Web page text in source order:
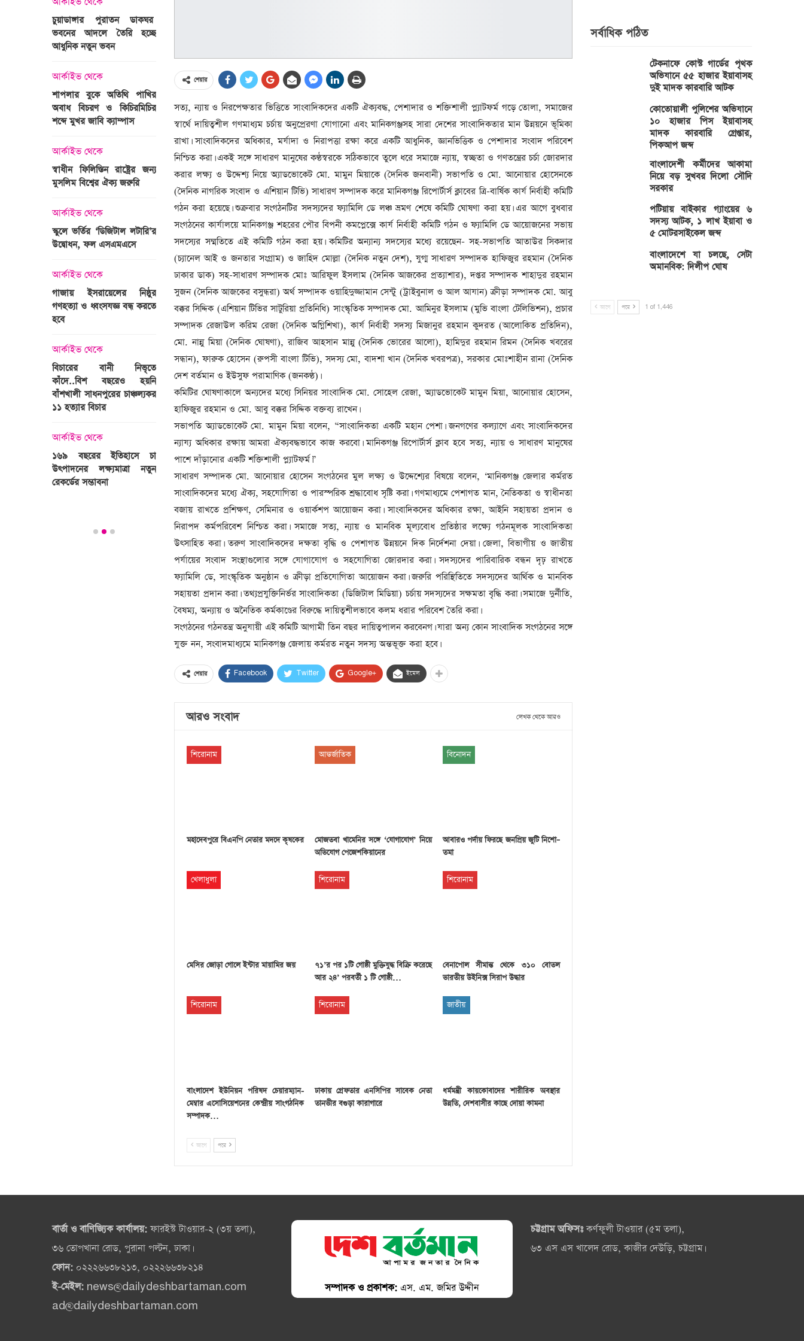
শেয়ার
সত্য, ন্যায় ও নিরপেক্ষতার ভিত্তিতে সাংবাদিকদের একটি ঐক্যবদ্ধ, পেশাদার ও শক্তিশালী প্ল্যাটফর্ম গড়ে তোলা, সমাজের
স্বার্থে দায়িত্বশীল গণমাধ্যম চর্চায় অনুপ্রেরণা যোগানো এবং মানিকগঞ্জসহ সারা দেশের সাংবাদিকতার মান উন্নয়নে ভূমিকা
রাখা। সাংবাদিকদের অধিকার, মর্যাদা ও নিরাপত্তা রক্ষা করে একটি আধুনিক, জ্ঞানভিত্তিক ও পেশাদার সংবাদ পরিবেশ
নিশ্চিত করা। একই সঙ্গে সাধারণ মানুষের কণ্ঠস্বরকে সঠিকভাবে তুলে ধরে সমাজে ন্যায়, স্বচ্ছতা ও গণতন্ত্রের চর্চা জোরদার
করার লক্ষ্য ও উদ্দেশ্য নিয়ে অ্যাডভোকেট মো. মামুন মিয়াকে (দৈনিক জনবানী) সভাপতি ও মো. আনোয়ার হোসেনকে
(দৈনিক নাগরিক সংবাদ ও এশিয়ান টিভি) সাধারণ সম্পাদক করে মানিকগঞ্জ রিপোর্টার্স ক্লাবের ত্রি-বার্ষিক কার্য নির্বাহী কমিটি
গঠন করা হয়েছে। শুক্রবার সংগঠনটির সদস্যদের ফ্যামিলি ডে লঞ্চ ভ্রমণ শেষে কমিটি ঘোষণা করা হয়। এর আগে বুধবার
সংগঠনের কার্যালয়ে মানিকগঞ্জ শহরের পৌর বিপনী কমপ্লেক্সে কার্য নির্বাহী কমিটি গঠন ও ফ্যামিলি ডে আয়োজনের সভায়
সদস্যের সম্মতিতে এই কমিটি গঠন করা হয়। কমিটির অন্যান্য সদস্যের মধ্যে রয়েছেন- সহ-সভাপতি আতাউর সিকদার
(চ্যানেল আই ও জনতার সংগ্রাম) ও জাহিদ মোল্লা (দৈনিক নতুন দেশ), যুগ্ম সাধারণ সম্পাদক হাফিজুর রহমান (দৈনিক
ঢাকার ডাক) সহ-সাধারণ সম্পাদক মোঃ আরিফুল ইসলাম (দৈনিক আজকের প্রত্যাশার), দপ্তর সম্পাদক শাহাদুর রহমান
সুজন (দৈনিক আজকের বসুন্ধরা) অর্থ সম্পাদক ওয়াহিদুজ্জামান সেন্টু (ট্রাইবুনাল ও আল আযান) ক্রীড়া সম্পাদক মো. আবু
বক্কর সিদ্দিক (এশিয়ান টিভির সাটুরিয়া প্রতিনিধি) সাংস্কৃতিক সম্পাদক মো. আমিনুর ইসলাম (মুভি বাংলা টেলিভিশন), প্রচার
সম্পাদক রেজাউল করিম রেজা (দৈনিক অগ্নিশিখা), কার্য নির্বাহী সদস্য মিজানুর রহমান কুদরত (আলোকিত প্রতিদিন),
মো. নান্নু মিয়া (দৈনিক ঘোষণা), রাজিব আহসান মান্নু (দৈনিক ভোরের আলো), হামিদুর রহমান রিমন (দৈনিক খবরের
সন্ধান), ফারুক হোসেন (রুপসী বাংলা টিভি), সদস্য মো, বাদশা খান (দৈনিক খবরপত্র), সরকার মোঃশাহীন রানা (দৈনিক
দেশ বর্তমান ও ইউসুফ পরামাণিক (জনকণ্ঠ)।
কমিটির ঘোষণাকালে অন্যদের মধ্যে সিনিয়র সাংবাদিক মো. সোহেল রেজা, অ্যাডভোকেট মামুন মিয়া, আনোয়ার হোসেন,
হাফিজুর রহমান ও মো. আবু বক্কর সিদ্দিক বক্তব্য রাখেন।
সভাপতি অ্যাডভোকেট মো. মামুন মিয়া বলেন, “সাংবাদিকতা একটি মহান পেশা। জনগণের কল্যাণে এবং সাংবাদিকদের
ন্যায্য অধিকার রক্ষায় আমরা ঐক্যবদ্ধভাবে কাজ করবো। মানিকগঞ্জ রিপোর্টার্স ক্লাব হবে সত্য, ন্যায় ও সাধারণ মানুষের
পাশে দাঁড়ানোর একটি শক্তিশালী প্ল্যাটফর্ম।”
সাধারণ সম্পাদক মো. আনোয়ার হোসেন সংগঠনের মুল লক্ষ্য ও উদ্দেশ্যের বিষয়ে বলেন, ‘মানিকগঞ্জ জেলার কর্মরত
সাংবাদিকদের মধ্যে ঐক্য, সহযোগিতা ও পারস্পরিক শ্রদ্ধাবোধ সৃষ্টি করা। গণমাধ্যমে পেশাগত মান, নৈতিকতা ও স্বাধীনতা
বজায় রাখতে প্রশিক্ষণ, সেমিনার ও ওয়ার্কশপ আয়োজন করা। সাংবাদিকদের অধিকার রক্ষা, আইনি সহায়তা প্রদান ও
নিরাপদ কর্মপরিবেশ নিশ্চিত করা। সমাজে সত্য, ন্যায় ও মানবিক মূল্যবোধ প্রতিষ্ঠার লক্ষ্যে গঠনমূলক সাংবাদিকতা
উৎসাহিত করা। তরুণ সাংবাদিকদের দক্ষতা বৃদ্ধি ও পেশাগত উন্নয়নে দিক নির্দেশনা দেয়া। জেলা, বিভাগীয় ও জাতীয়
পর্যায়ের সংবাদ সংস্থাগুলোর সঙ্গে যোগাযোগ ও সহযোগিতা জোরদার করা। সদস্যদের পারিবারিক বন্ধন দৃঢ় রাখতে
ফ্যামিলি ডে, সাংস্কৃতিক অনুষ্ঠান ও ক্রীড়া প্রতিযোগিতা আয়োজন করা। জরুরি পরিস্থিতিতে সদস্যদের আর্থিক ও মানবিক
সহায়তা প্রদান করা। তথ্যপ্রযুক্তিনির্ভর সাংবাদিকতা (ডিজিটাল মিডিয়া) চর্চায় সদস্যদের সক্ষমতা বৃদ্ধি করা। সমাজে দুর্নীতি,
বৈষম্য, অন্যায় ও অনৈতিক কর্মকাণ্ডের বিরুদ্ধে দায়িত্বশীলভাবে কলম ধরার পরিবেশ তৈরি করা।
সংগঠনের গঠনতন্ত্র অনুযায়ী এই কমিটি আগামী তিন বছর দায়িত্বপালন করবেনগ। যারা অন্য কোন সাংবাদিক সংগঠনের সঙ্গে
যুক্ত নন, সংবাদমাধ্যমে মানিকগঞ্জ জেলায় কর্মরত নতুন সদস্য অন্তভূক্ত করা হবে।
শেয়ার Facebook Twitter Google+ ইমেল
আরও সংবাদ লেখক থেকে আরও
শিরোনাম
মহাদেবপুরে বিএনপি নেতার মদদে কৃষকের
আন্তর্জাতিক
মোজতবা খামেনির সঙ্গে ‘যোগাযোগ’ নিয়ে
অভিযোগ পেজেশকিয়ানের
বিনোদন
আবারও পর্দায় ফিরছে জনপ্রিয় জুটি নিশো–
তমা
খেলাধুলা
মেসির জোড়া গোলে ইন্টার মায়ামির জয়
শিরোনাম
৭১’র পর ১টি গোষ্ঠী মুক্তিযুদ্ধ বিক্রি করেছে
আর ২৪’ পরবর্তী ১ টি গোষ্ঠী…
শিরোনাম
বেনাপোল সীমান্ত থেকে ৩১০ বোতল
ভারতীয় উইনিক্স সিরাপ উদ্ধার
শিরোনাম
বাংলাদেশ ইউনিয়ন পরিষদ চেয়ারম্যান-
মেম্বার এসোসিয়েশনের কেন্দ্রীয় সাংগঠনিক
সম্পাদক…
শিরোনাম
ঢাকায় গ্রেফতার এনসিপির সাবেক নেতা
তানভীর বগুড়া কারাগারে
জাতীয়
ধর্মমন্ত্রী কায়কোবাদের শারীরিক অবস্থার
উন্নতি, দেশবাসীর কাছে দোয়া কামনা
আগে পরে
সর্বাধিক পঠিত
টেকনাফে কোস্ট গার্ডের পৃথক
অভিযানে ৫৫ হাজার ইয়াবাসহ
দুই মাদক কারবারি আটক
কোতোয়ালী পুলিশের অভিযানে
১০ হাজার পিস ইয়াবাসহ
মাদক কারবারি গ্রেপ্তার,
পিকআপ জব্দ
বাংলাদেশী কর্মীদের আকামা
নিয়ে বড় সুখবর দিলো সৌদি
সরকার
পটিয়ায় বাইকার গ্যাংয়ের ৬
সদস্য আটক, ১ লাখ ইয়াবা ও
৫ মোটরসাইকেল জব্দ
বাংলাদেশে যা চলছে, সেটা
অমানবিক: দিলীপ ঘোষ
আগে পরে 1 of 1,446
চুয়াডাঙ্গার পুরাতন ডাকঘর
ভবনের আদলে তৈরি হচ্ছে
আধুনিক নতুন ভবন
আর্কাইভ থেকে
শাপলার বুকে অতিথি পাখির
অবাধ বিচরণ ও কিচিরমিচির
শব্দে মুখর জাবি ক্যাম্পাস
আর্কাইভ থেকে
স্বাধীন ফিলিস্তিন রাষ্ট্রের জন্য
মুসলিম বিশ্বের ঐক্য জরুরি
আর্কাইভ থেকে
স্কুলে ভর্তির ‘ডিজিটাল লটারি’র
উদ্বোধন, ফল এসএমএসে
আর্কাইভ থেকে
গাজায় ইসরায়েলের নিষ্ঠুর
গণহত্যা ও ধ্বংসযজ্ঞ বন্ধ করতে
হবে
আর্কাইভ থেকে
বিচারের বানী নিভৃতে
কাঁদে..বিশ বছরেও হয়নি
বাঁশখালী সাধনপুরের চাঞ্চল্যকর
১১ হত্যার বিচার
আর্কাইভ থেকে
১৬৯ বছরের ইতিহাসে চা
উৎপাদনের লক্ষ্যমাত্রা নতুন
রেকর্ডের সম্ভাবনা
আন্তর্জাতিক
মাওলানা তারেক জামিলের
ছেলের মৃত্যু
আন্তর্জাতিক
বিশ্বকাপ ইাতহাসে সাকিবের
আরেকটি রেকর্ড
আর্কাইভ থেকে
টানেল উদ্বোধন : প্রধানমন্ত্রীর
জনসভায় যোগ দিচ্ছেন দলীয়
নেতাকর্মীরা
আর্কাইভ থেকে
ভারতজুড়ে চলছে ‘মুজিব:একটি
জাতির রূপকার ’সিনেমার
প্রচারণা
আর্কাইভ থেকে
স্বামীকে বেঁধে স্ত্রীকে গণধর্ষণ, ২
ধর্ষককে পুলিশে দিল মা-বাবা
আর্কাইভ থেকে
প্রস্তুত গাবতলীর হাট
সময় নিরবচ্ছিন্ন বিদ্যুৎ রাখার
নির্দেশ: প্রধানমন্ত্রী তারেক
রহমান
দেশের ১১তম প্রধানমন্ত্রী হলেন
তারেক রহমান
আর্কাইভ থেকে
নতুন মন্ত্রিসভা ৫০ সদস্যের হতে
পারে, ২৫ পূর্ণমন্ত্রী, প্রতিমন্ত্রী
২৪
আর্কাইভ থেকে
সাবেক প্রধানমন্ত্রী খালেদা
জিয়ার মৃত্যুতে ৩ দিনের রাষ্ট্রীয়
শোক, প্রজ্ঞাপন জারি
আর্কাইভ থেকে
দেশনেত্রী বেগম খালেদা জিয়া
আর নেই
আর্কাইভ থেকে
ঐতিহাসিক পাগলা
মসজিদ:দানবাক্সে মিলল রেকর্ড
৬ কোটি ৩২ লাখ টাকা
আর্কাইভ থেকে
৫ বছর পর পর নির্বাচনি
সহিংসতার অভিঘাতে পর্যটন
খাত
বার্তা ও বাণিজ্যিক কার্যালয়:ফারইস্ট টাওয়ার-২ (৩য় তলা),
৩৬ তোপখানা রোড, পুরানা পল্টন, ঢাকা।
ফোন: ০২২২৬৬৩৮২১৩, ০২২২৬৬৩৮২১৪
ই-মেইল: news@dailydeshbartaman.com
ad@dailydeshbartaman.com
সম্পাদক ও প্রকাশক: এস. এম. জমির উদ্দীন
চট্টগ্রাম অফিসঃকর্ণফুলী টাওয়ার (৫ম তলা),
৬৩ এস এস খালেদ রোড, কাজীর দেউড়ি, চট্টগ্রাম।